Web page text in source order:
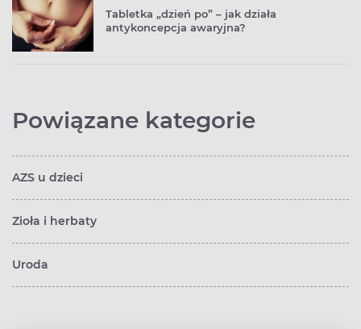
Tabletka „dzień po” – jak działa
antykoncepcja awaryjna?
Powiązane kategorie
AZS u dzieci
Zioła i herbaty
Uroda